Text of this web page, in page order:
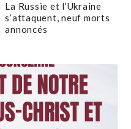
La Russie et l’Ukraine
s’attaquent, neuf morts
annoncés